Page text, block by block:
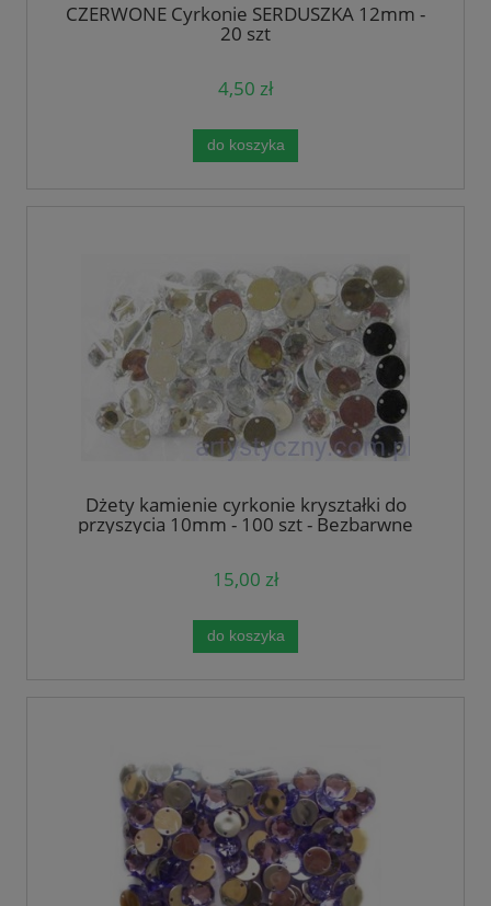
CZERWONE Cyrkonie SERDUSZKA 12mm -
20 szt
4,50 zł
do koszyka
Dżety kamienie cyrkonie kryształki do
przyszycia 10mm - 100 szt - Bezbarwne
15,00 zł
do koszyka